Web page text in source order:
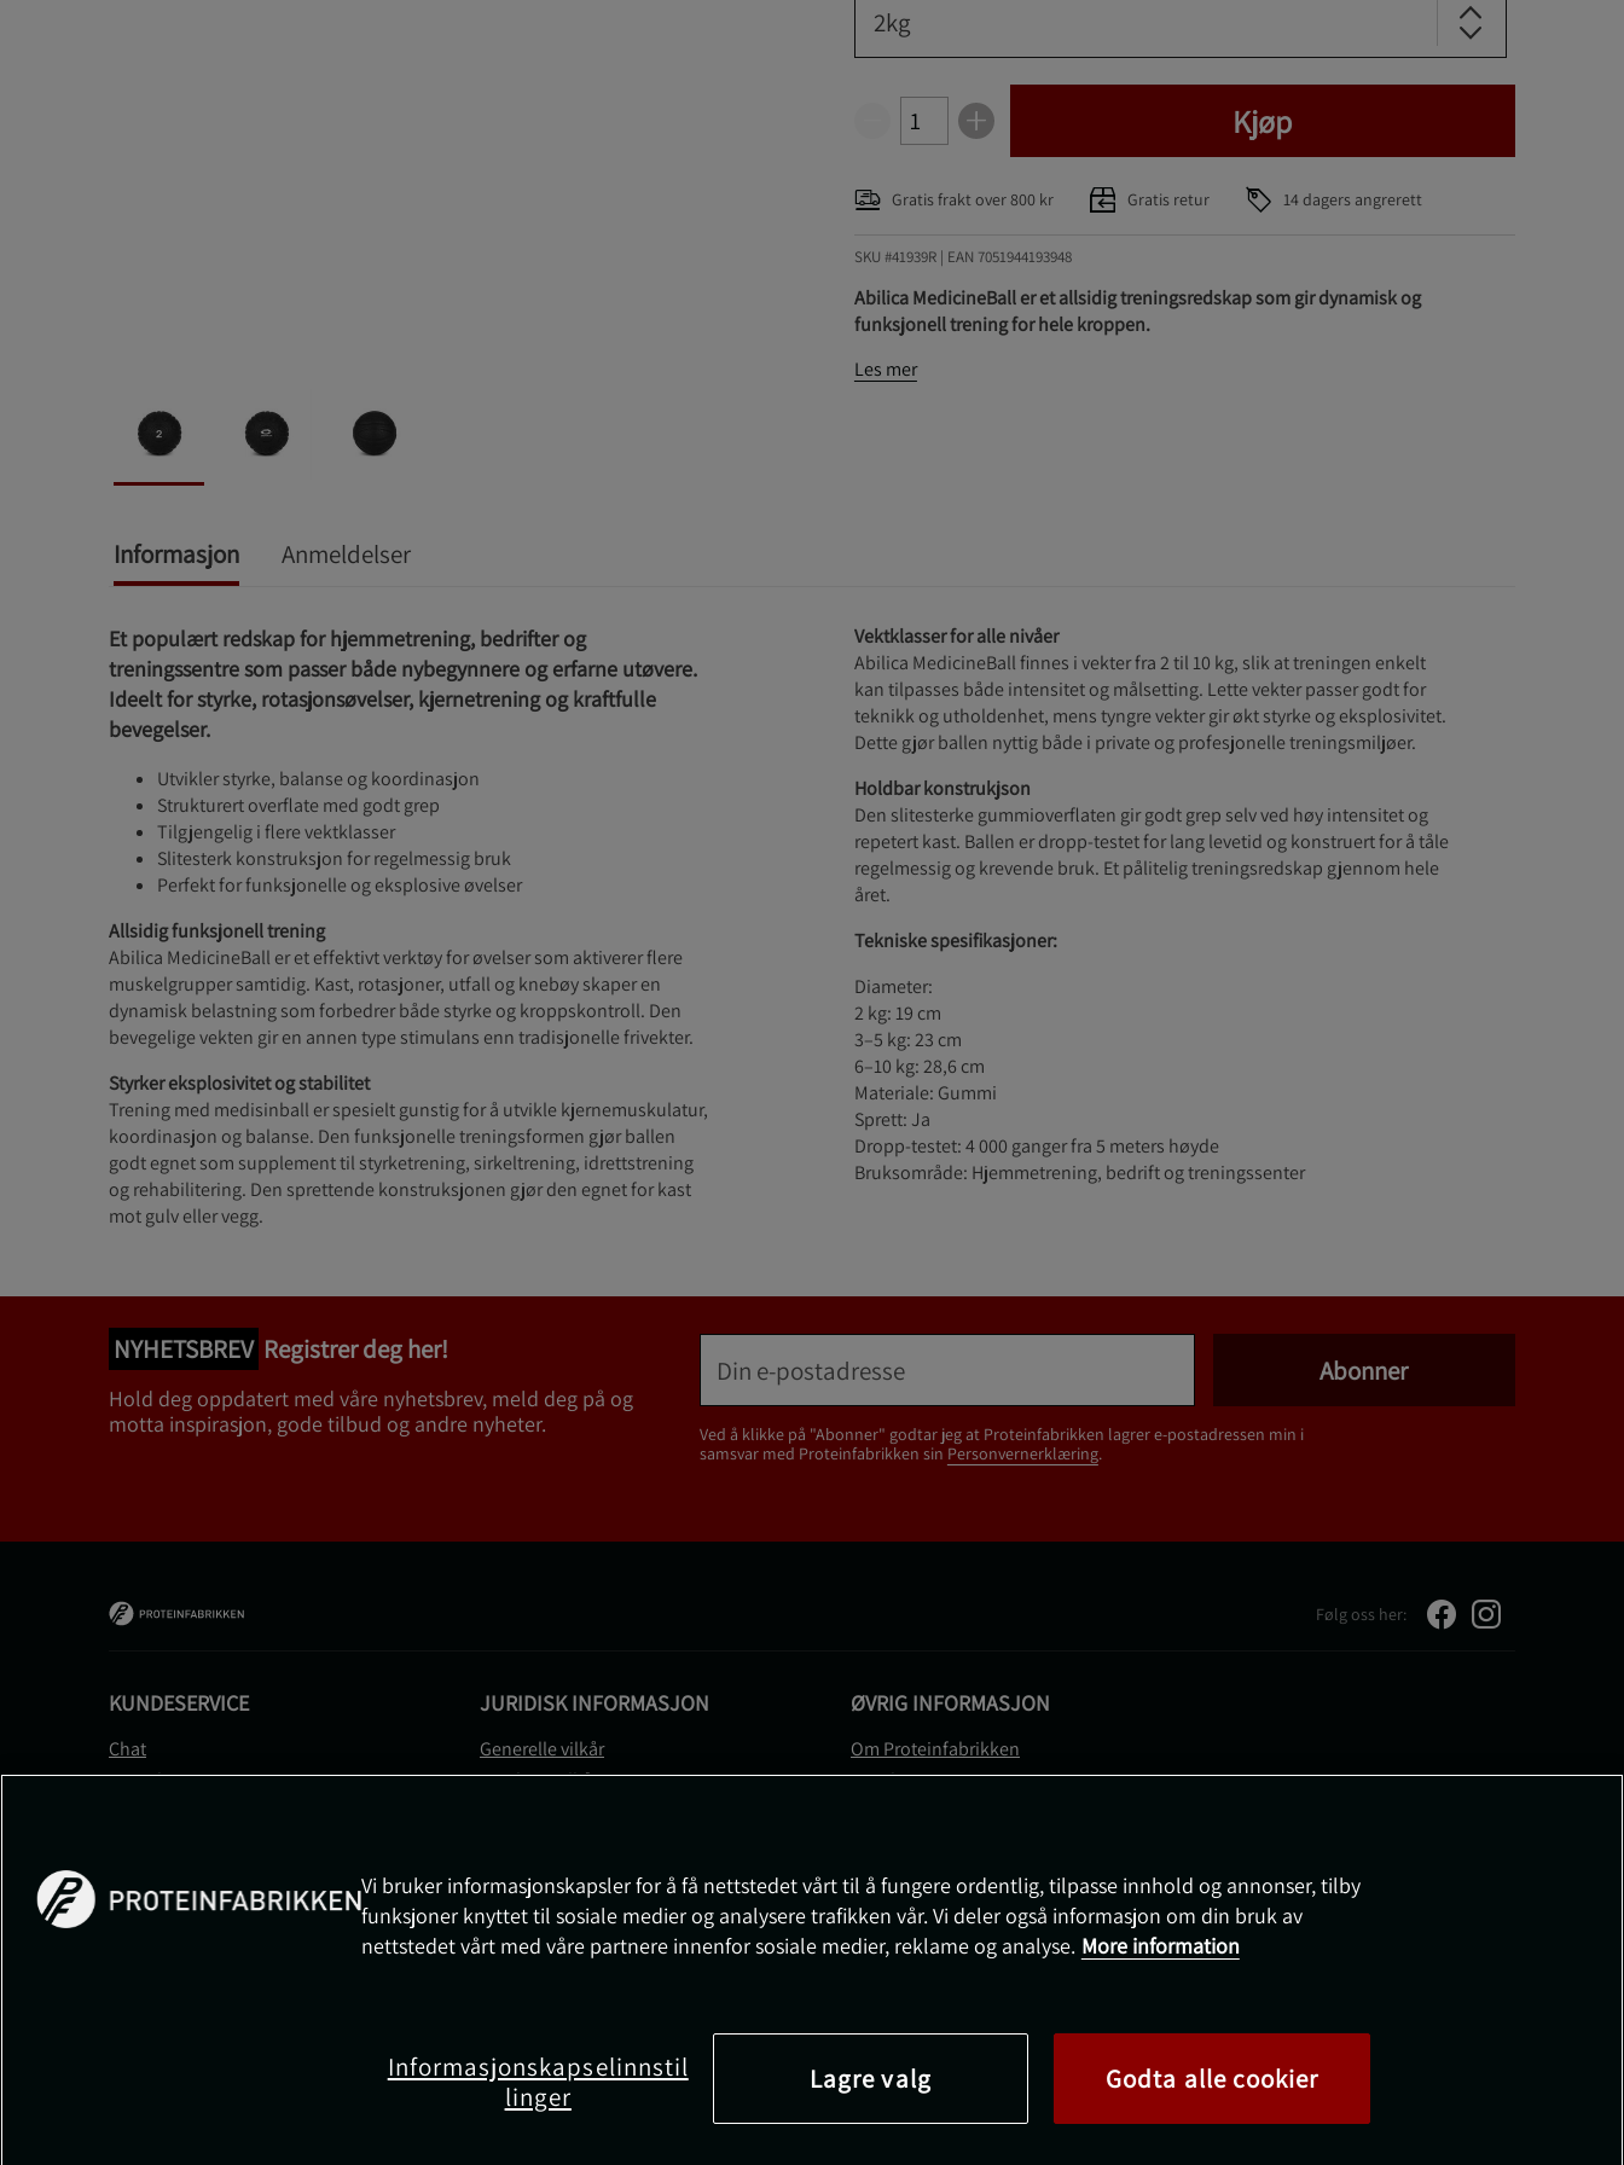
2kg
Kjøp
Gratis frakt over 800 kr Gratis retur 14 dagers angrerett
SKU #41939R | EAN 7051944193948
Abilica MedicineBall er et allsidig treningsredskap som gir dynamisk og
funksjonell trening for hele kroppen.
Les mer
Informasjon Anmeldelser
Et populært redskap for hjemmetrening, bedrifter og
treningssentre som passer både nybegynnere og erfarne utøvere.
Ideelt for styrke, rotasjonsøvelser, kjernetrening og kraftfulle
bevegelser.
Utvikler styrke, balanse og koordinasjon
Strukturert overflate med godt grep
Tilgjengelig i flere vektklasser
Slitesterk konstruksjon for regelmessig bruk
Perfekt for funksjonelle og eksplosive øvelser
Allsidig funksjonell trening
Abilica MedicineBall er et effektivt verktøy for øvelser som aktiverer flere
muskelgrupper samtidig. Kast, rotasjoner, utfall og knebøy skaper en
dynamisk belastning som forbedrer både styrke og kroppskontroll. Den
bevegelige vekten gir en annen type stimulans enn tradisjonelle frivekter.
Styrker eksplosivitet og stabilitet
Trening med medisinball er spesielt gunstig for å utvikle kjernemuskulatur,
koordinasjon og balanse. Den funksjonelle treningsformen gjør ballen
godt egnet som supplement til styrketrening, sirkeltrening, idrettstrening
og rehabilitering. Den sprettende konstruksjonen gjør den egnet for kast
mot gulv eller vegg.
Vektklasser for alle nivåer
Abilica MedicineBall finnes i vekter fra 2 til 10 kg, slik at treningen enkelt
kan tilpasses både intensitet og målsetting. Lette vekter passer godt for
teknikk og utholdenhet, mens tyngre vekter gir økt styrke og eksplosivitet.
Dette gjør ballen nyttig både i private og profesjonelle treningsmiljøer.
Holdbar konstrukjson
Den slitesterke gummioverflaten gir godt grep selv ved høy intensitet og
repetert kast. Ballen er dropp‑testet for lang levetid og konstruert for å tåle
regelmessig og krevende bruk. Et pålitelig treningsredskap gjennom hele
året.
Tekniske spesifikasjoner:
Diameter:
2 kg: 19 cm
3–5 kg: 23 cm
6–10 kg: 28,6 cm
Materiale: Gummi
Sprett: Ja
Dropp‑testet: 4 000 ganger fra 5 meters høyde
Bruksområde: Hjemmetrening, bedrift og treningssenter
NYHETSBREV Registrer deg her!
Hold deg oppdatert med våre nyhetsbrev, meld deg på og
motta inspirasjon, gode tilbud og andre nyheter.
Ved å klikke på "Abonner" godtar jeg at Proteinfabrikken lagrer e-postadressen min i
samsvar med Proteinfabrikken sin Personvernerklæring.
Abonner
Følg oss her:
KUNDESERVICE
Chat
Kontakt
FAQ
JURIDISK INFORMASJON
Generelle vilkår
Betalingsvilkår
Medlemsvilkår
Prisløfte
Informasjon om angrerett og reklamasjon
ØVRIG INFORMASJON
Om Proteinfabrikken
Gavekort
Vi bruker informasjonskapsler for å få nettstedet vårt til å fungere ordentlig, tilpasse innhold og annonser, tilby
funksjoner knyttet til sosiale medier og analysere trafikken vår. Vi deler også informasjon om din bruk av
nettstedet vårt med våre partnere innenfor sosiale medier, reklame og analyse. More information
Informasjonskapselinnstil
linger
Lagre valg Godta alle cookier